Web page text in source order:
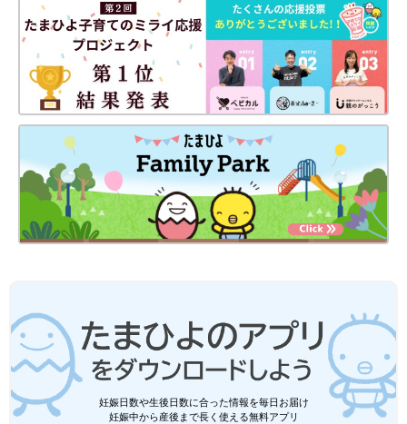
妊娠日数や生後日数に合った情報を毎日お届け
妊娠中から産後まで長く使える無料アプリ